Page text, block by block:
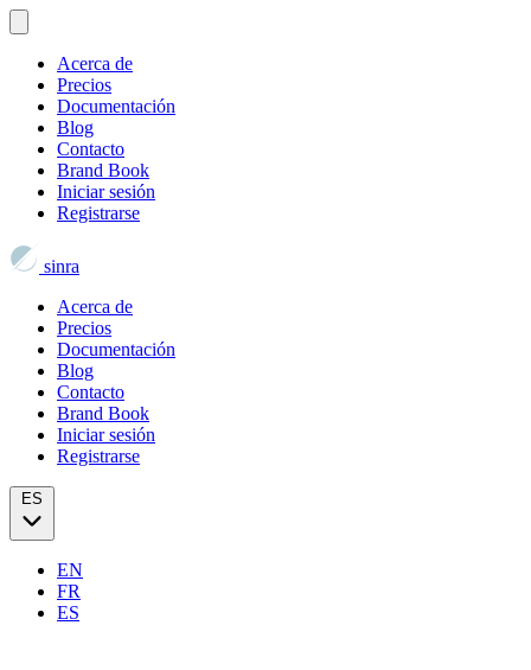
Acerca de
Precios
Documentación
Blog
Contacto
Brand Book
Iniciar sesión
Registrarse
sinra
Acerca de
Precios
Documentación
Blog
Contacto
Brand Book
Iniciar sesión
Registrarse
EN
FR
ES